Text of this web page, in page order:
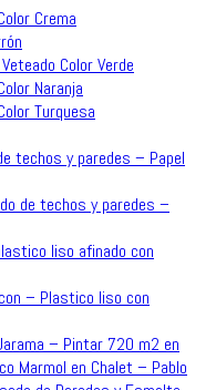
Crema
Color Verde
Naranja
Turquesa
techos y paredes – Papel
de techos y paredes –
liso afinado con
– Plastico liso con
– Pintar 720 m2 en
Marmol en Chalet – Pablo